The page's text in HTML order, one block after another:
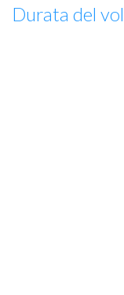
Durata del